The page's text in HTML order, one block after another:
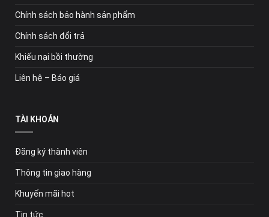
Chính sách bảo hành sản phẩm
Chính sách đổi trả
Khiếu nại bồi thường
Liên hệ – Báo giá
TÀI KHOẢN
Đăng ký thành viên
Thông tin giao hàng
Khuyến mãi hot
Tin tức